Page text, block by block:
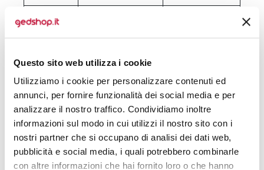
Questo sito web utilizza i cookie
Utilizziamo i cookie per personalizzare contenuti ed
annunci, per fornire funzionalità dei social media e per
analizzare il nostro traffico. Condividiamo inoltre
informazioni sul modo in cui utilizzi il nostro sito con i
nostri partner che si occupano di analisi dei dati web,
pubblicità e social media, i quali potrebbero combinarle
con altre informazioni che hai fornito loro o che hanno
1000
2000 € 0,28 € 0,45
3000 € 0,28
4000 € 0,28 € 0,36
5000 € 0,28 € 0,34
6000 € 0,28 € 0,33
7000 € 0,26 € 0,33